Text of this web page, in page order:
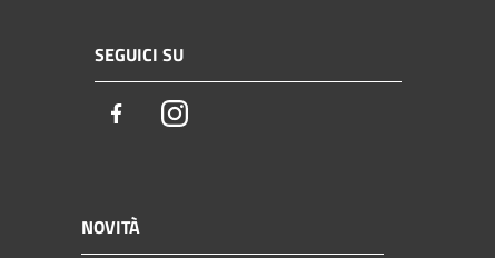
SEGUICI SU
FacebookInstagram
NOVITÀ